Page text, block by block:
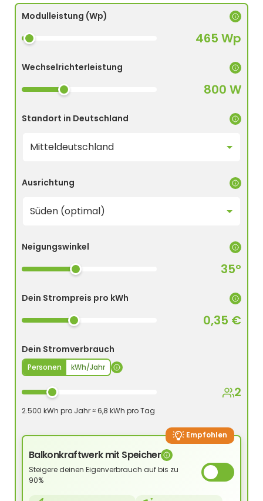
Modulleistung (Wp)
465 Wp
Wechselrichterleistung
800 W
Standort in Deutschland
Ausrichtung
Neigungswinkel
35°
Dein Strompreis pro kWh
0,35 €
Dein Stromverbrauch
Personen kWh/Jahr
2
2.500 kWh pro Jahr ≈ 6,8 kWh pro Tag
Empfohlen
Balkonkraftwerk mit Speicher
Steigere deinen Eigenverbrauch auf bis zu
90%